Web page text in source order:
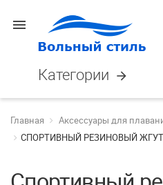
menu
Категории arrow_forward
Главная Аксессуары для
СПОРТИВНЫЙ РЕЗИНОВЫЙ